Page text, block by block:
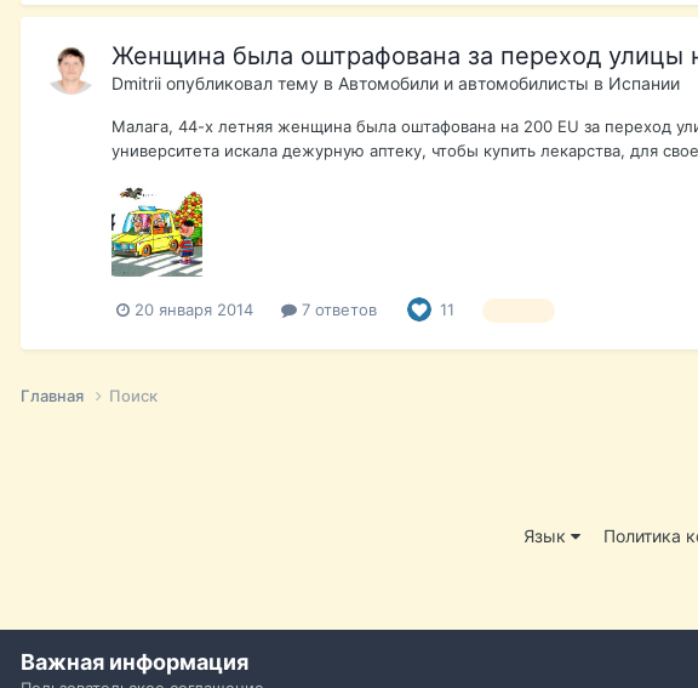
Женщина была оштрафована за переход улицы
Dmitrii опубликовал тему в Автомобили и автомобилисты в Испании
Малага, 44-х летняя женщина была оштафована на 200 EU за переход
университета искала дежурную аптеку, чтобы купить лекарства, для
20 января 2014 7 ответов 11
Главная Поиск
Язык Политика
Важная информация